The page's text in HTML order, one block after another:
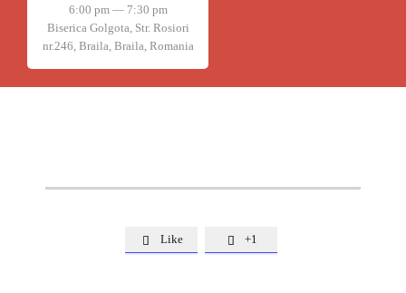
6:00 pm — 7:30 pm
Biserica Golgota, Str. Rosiori
nr.246, Braila, Braila, Romania
 Like  +1